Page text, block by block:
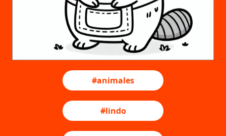
#animales
#lindo